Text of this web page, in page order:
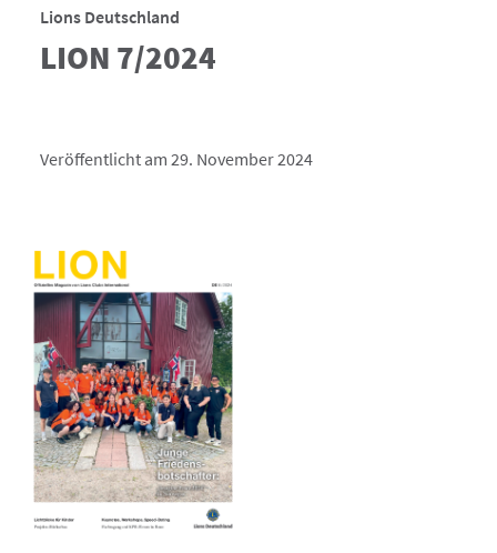
Lions Deutschland
LION 7/2024
Veröffentlicht am 29. November 2024